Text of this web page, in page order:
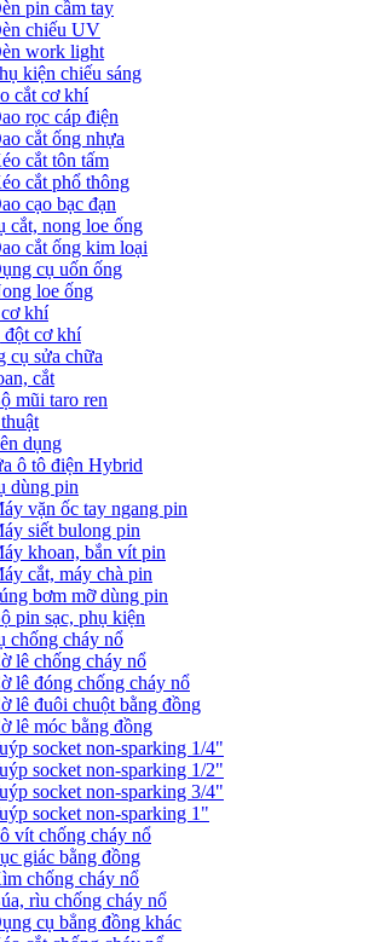
pin cầm tay
chiếu UV
work light
kiện chiếu sáng
cắt cơ khí
rọc cáp điện
cắt ống nhựa
cắt tôn tấm
cắt phổ thông
cạo bạc đạn
cắt, nong loe ống
cắt ống kim loại
cụ uốn ống
loe ống
khí
đột cơ khí
cụ sửa chữa
cắt
mũi taro ren
dụng
ô tô điện Hybrid
dùng pin
vặn ốc tay ngang pin
siết bulong pin
khoan, bắn vít pin
cắt, máy chà pin
bơm mỡ dùng pin
pin sạc, phụ kiện
chống cháy nổ
lê chống cháy nổ
lê đóng chống cháy nổ
lê đuôi chuột bằng đồng
lê móc bằng đồng
socket non-sparking 1/4"
socket non-sparking 1/2"
socket non-sparking 3/4"
socket non-sparking 1"
vít chống cháy nổ
giác bằng đồng
chống cháy nổ
rìu chống cháy nổ
cụ bẳng đồng khác